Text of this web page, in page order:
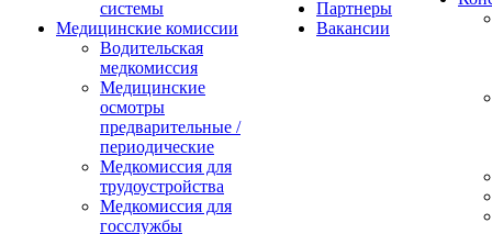
системы
Медицинские комиссии
Водительская
медкомиссия
Медицинские
осмотры
предварительные /
периодические
Медкомиссия для
трудоустройства
Медкомиссия для
госслужбы
Партнеры
Вакансии